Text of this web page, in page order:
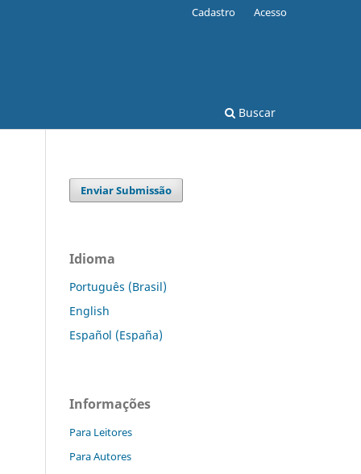
Buscar
Cadastro Acesso
Enviar Submissão
Idioma
Português (Brasil)
English
Español (España)
Informações
Para Leitores
Para Autores